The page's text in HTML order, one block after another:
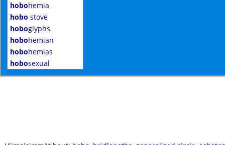
hobohemia
hobo stove
hoboglyphs
hobohemian
hobohemias
hobosexual